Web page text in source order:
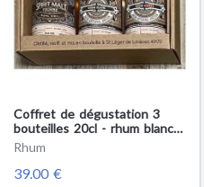
Coffret de dégustation 3
bouteilles 20cl - rhum blanc +
rhum ambré + Spirit malt +
Produit en Anjou
Rhum
39.00 €